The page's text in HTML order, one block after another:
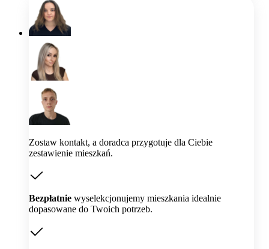
Zostaw kontakt, a doradca przygotuje dla Ciebie
zestawienie mieszkań.
Bezpłatnie wyselekcjonujemy mieszkania idealnie
dopasowane do Twoich potrzeb.